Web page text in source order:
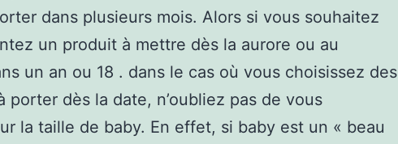
dans plusieurs mois. Alors si vous souhaitez
un produit à mettre dès la aurore ou au
un an ou 18 . dans le cas où vous choisissez des
porter dès la date, n’oubliez pas de vous
la taille de baby. En effet, si baby est un « beau